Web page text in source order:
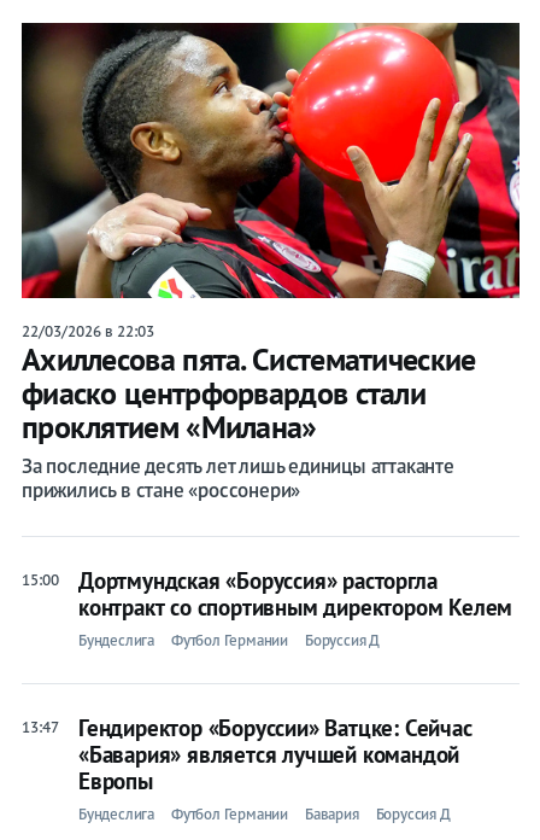
22/03/2026 в 22:03
Ахиллесова пята. Систематические
фиаско центрфорвардов стали
проклятием «Милана»
За последние десять лет лишь единицы аттаканте
прижились в стане «россонери»
15:00
Дортмундская «Боруссия» расторгла
контракт со спортивным директором Келем
Бундеслига Футбол Германии Боруссия Д
13:47
Гендиректор «Боруссии» Ватцке: Сейчас
«Бавария» является лучшей командой
Европы
Бундеслига Футбол Германии Бавария Боруссия Д